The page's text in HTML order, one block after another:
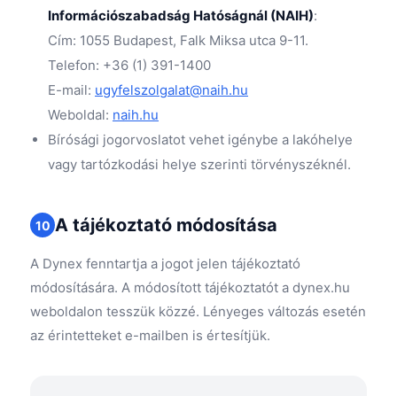
Információszabadság Hatóságnál (NAIH):
Cím: 1055 Budapest, Falk Miksa utca 9-11.
Telefon: +36 (1) 391-1400
E-mail: ugyfelszolgalat@naih.hu
Weboldal: naih.hu
Bírósági jogorvoslatot vehet igénybe a lakóhelye
vagy tartózkodási helye szerinti törvényszéknél.
10 A tájékoztató módosítása
A Dynex fenntartja a jogot jelen tájékoztató
módosítására. A módosított tájékoztatót a dynex.hu
weboldalon tesszük közzé. Lényeges változás esetén
az érintetteket e-mailben is értesítjük.